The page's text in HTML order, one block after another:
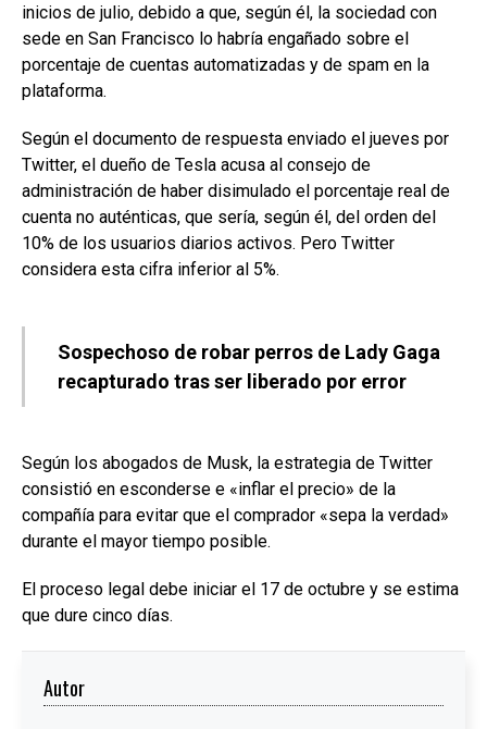
inicios de julio, debido a que, según él, la sociedad con
sede en San Francisco lo habría engañado sobre el
porcentaje de cuentas automatizadas y de spam en la
plataforma.
Según el documento de respuesta enviado el jueves por
Twitter, el dueño de Tesla acusa al consejo de
administración de haber disimulado el porcentaje real de
cuenta no auténticas, que sería, según él, del orden del
10% de los usuarios diarios activos. Pero Twitter
considera esta cifra inferior al 5%.
Sospechoso de robar perros de Lady Gaga
recapturado tras ser liberado por error
Según los abogados de Musk, la estrategia de Twitter
consistió en esconderse e «inflar el precio» de la
compañía para evitar que el comprador «sepa la verdad»
durante el mayor tiempo posible.
El proceso legal debe iniciar el 17 de octubre y se estima
que dure cinco días.
Autor